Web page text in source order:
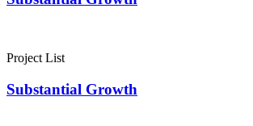
Project List
Substantial Growth